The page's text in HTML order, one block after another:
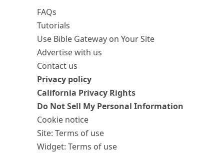
FAQs
Tutorials
Use Bible Gateway on Your Site
Advertise with us
Contact us
Privacy policy
California Privacy Rights
Do Not Sell My Personal Information
Cookie notice
Site: Terms of use
Widget: Terms of use